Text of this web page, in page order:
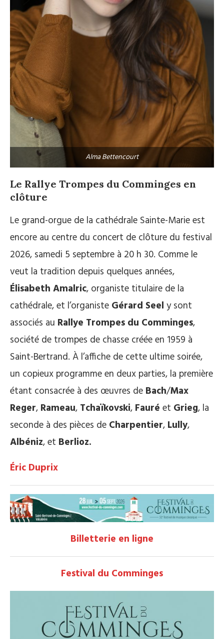
Alma Bettencourt
Le Rallye Trompes du Comminges en
clôture
Le grand-orgue de la cathédrale Sainte-Marie est
encore au centre du concert de clôture du festival
2026, samedi 5 septembre à 20 h 30. Comme le
veut la tradition depuis quelques années,
Élisabeth Amalric, organiste titulaire de la
cathédrale, et l’organiste Gérard Seel y sont
associés au Rallye Trompes du Comminges,
société de trompes de chasse créée en 1959 à
Saint-Bertrand. À l’affiche de cette ultime soirée,
un copieux programme en deux parties, la première
étant consacrée à des œuvres de Bach/Max
Reger, Rameau, Tchaïkovski, Fauré et Grieg, la
seconde à des pièces de Charpentier, Lully,
Albéniz, et Berlioz.
Éric Duprix
Billetterie en ligne
Festival du Comminges